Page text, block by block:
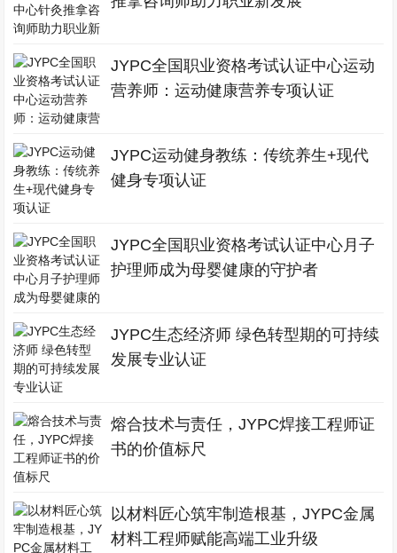
JYPC全国职业资格考试认证中心运动
营养师：运动健康营养专项认证
JYPC运动健身教练：传统养生+现代
健身专项认证
JYPC全国职业资格考试认证中心月子
护理师成为母婴健康的守护者
JYPC生态经济师 绿色转型期的可持续
发展专业认证
熔合技术与责任，JYPC焊接工程师证
书的价值标尺
以材料匠心筑牢制造根基，JYPC金属
材料工程师赋能高端工业升级